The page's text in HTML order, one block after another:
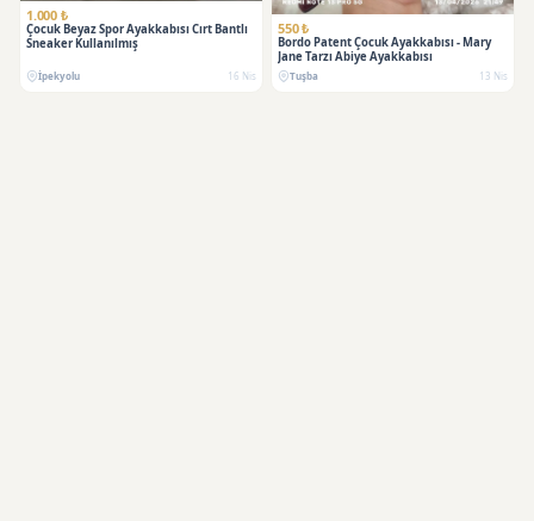
1.000 ₺
Çocuk Beyaz Spor Ayakkabısı Cırt Bantlı
Sneaker Kullanılmış
İpekyolu 16 Nis
550 ₺
Bordo Patent Çocuk Ayakkabısı - Mary
Jane Tarzı Abiye Ayakkabısı
Tuşba 13 Nis